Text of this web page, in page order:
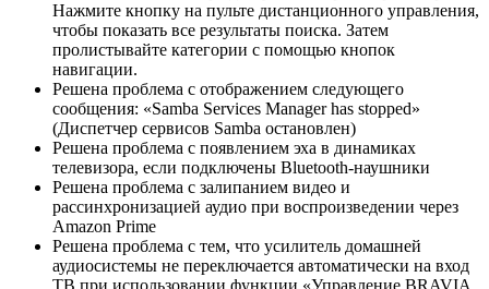
Нажмите кнопку на пульте дистанционного управления,
чтобы показать все результаты поиска. Затем
пролистывайте категории с помощью кнопок
навигации.
Решена проблема с отображением следующего
сообщения: «Samba Services Manager has stopped»
(Диспетчер сервисов Samba остановлен)
Решена проблема с появлением эха в динамиках
телевизора, если подключены Bluetooth-наушники
Решена проблема с залипанием видео и
рассинхронизацией аудио при воспроизведении через
Amazon Prime
Решена проблема с тем, что усилитель домашней
аудиосистемы не переключается автоматически на вход
ТВ при использовании функции «Управление BRAVIA